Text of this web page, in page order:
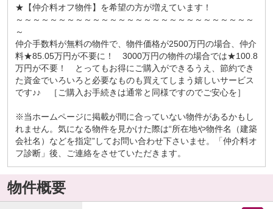
★【仲介料オフ物件】を希望の方が増えています！
～～～～～～～～～～～～～～～～～～～～～～～～～～～～
～
仲介手数料が無料の物件で、物件価格が2500万円の場合、仲介
料★85.05万円が不要に！ 3000万円の物件の場合では★100.8
万円が不要！ とってもお得にご購入ができるうえ、節約でき
た資金でいろいろと必要なものも買えてしまう嬉しいサービス
です♪♪ ［ご購入お手続きは通常と同様ですのでご安心を］
※当ホームページに掲載が間に合っていない物件があるかもし
れません。気になる物件を見かけた際は“所在地や物件名（建築
会社名）などを指定”してお問い合わせ下さいませ。「仲介料オ
フ診断」後、ご連絡をさせていただきます。
物件概要